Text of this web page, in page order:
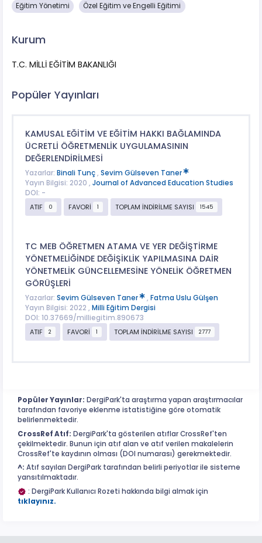
Eğitim Yönetimi Özel Eğitim ve Engelli Eğitimi
Kurum
T.C. MİLLİ EĞİTİM BAKANLIĞI
Popüler Yayınları
KAMUSAL EĞİTİM VE EĞİTİM HAKKI BAĞLAMINDA
ÜCRETLİ ÖĞRETMENLİK UYGULAMASININ
DEĞERLENDİRİLMESİ
Yazarlar: Binali Tunç, Sevim Gülseven Taner
Yayın Bilgisi: 2020 , Journal of Advanced Education Studies
DOI: -
ATIF
0 FAVORİ 1 TOPLAM İNDİRİLME SAYISI 1545
TC MEB ÖĞRETMEN ATAMA VE YER DEĞİŞTİRME
YÖNETMELİĞİNDE DEĞİŞİKLİK YAPILMASINA DAİR
YÖNETMELİK GÜNCELLEMESİNE YÖNELİK ÖĞRETMEN
GÖRÜŞLERİ
Yazarlar: Sevim Gülseven Taner , Fatma Uslu Gülşen
Yayın Bilgisi: 2022 , Milli Eğitim Dergisi
DOI: 10.37669/milliegitim.890673
ATIF
2 FAVORİ 1 TOPLAM İNDİRİLME SAYISI 2777
Popüler Yayınlar: DergiPark'ta araştırma yapan araştırmacılar
tarafından favoriye eklenme istatistiğine göre otomatik
belirlenmektedir.
CrossRef Atıf: DergiPark'ta gösterilen atıflar CrossRef'ten
çekilmektedir. Bunun için atıf alan ve atıf verilen makalelerin
CrossRef'te kaydının olması (DOI numarası) gerekmektedir.
^: Atıf sayıları DergiPark tarafından belirli periyotlar ile sisteme
yansıtılmaktadır.
: DergiPark Kullanıcı Rozeti hakkında bilgi almak için
tıklayınız.